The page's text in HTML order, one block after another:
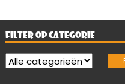
FILTER OP CATEGORIE